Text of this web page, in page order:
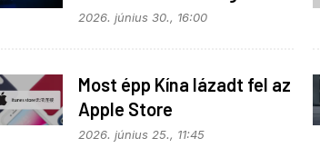
Galaxy Unpacked – ez
2026. június 30., 16:00
Most épp Kína lázadt fel az
Apple Store
monopolhelyzete ellen
2026. június 25., 11:45